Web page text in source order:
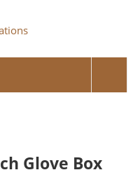
Glove Box